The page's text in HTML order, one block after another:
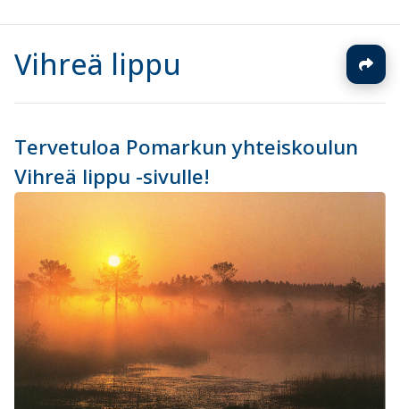
Vihreä lippu
Tervetuloa Pomarkun yhteiskoulun
Vihreä lippu -sivulle!